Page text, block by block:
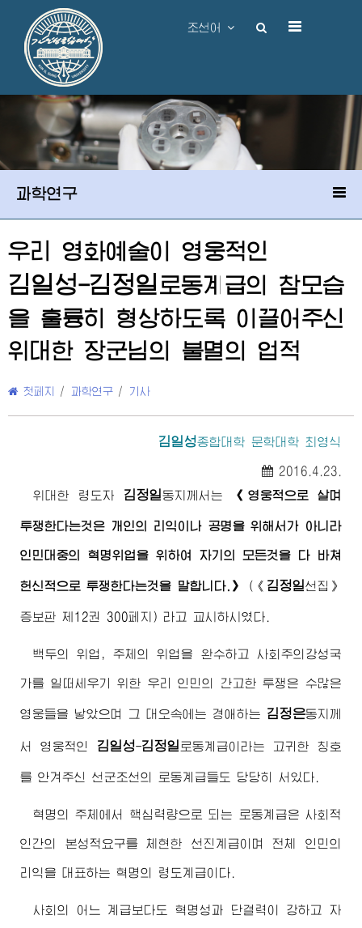
조선어
과학연구
우리 영화예술이 영웅적인
김일성-김정일 로동계급의 참모습
을 훌륭히 형상하도록 이끌어주신
위대한 장군님의 불멸의 업적
첫페지 / 과학연구 / 기사
김일성종합대학 문학대학 최영식
2016.4.23.
위대한
령도자 김정일동지 께서는 《영웅적으로 살며
투쟁한다는것은 개인의 리익이나 공명을 위해서가 아니라
인민대중의 혁명위업을 위하여 자기의 모든것을 다 바쳐
헌신적으로 투쟁한다는것을 말합니다.》 (《 김정일선집》
증보판 제12권 300페지) 라고 교시하시였다.
백두의 위업, 주체의 위업을 완수하고 사회주의강성국
가를 일떠세우기 위한 우리 인민의 간고한 투쟁은 수많은
영웅들을 낳았으며 그 대오속에는 경애하는 김정은동지 께
서 영웅적인 김일성-김정일 로동계급이라는 고귀한 칭호
를 안겨주신 선군조선의 로동계급들도 당당히 서있다.
혁명의 주체에서 핵심력량으로 되는 로동계급은 사회적
인간의 본성적요구를 체현한 선진계급이며 전체 인민의
리익을 대표하는 혁명의 령도계급이다.
사회의 어느 계급보다도 혁명성과 단결력이 강하고 자